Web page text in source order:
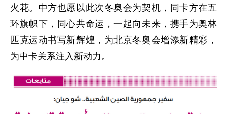
火花。中方也愿以此次冬奥会为契机，同卡方在五
环旗帜下，同心共命运，一起向未来，携手为奥林
匹克运动书写新辉煌，为北京冬奥会增添新精彩，
为中卡关系注入新动力。